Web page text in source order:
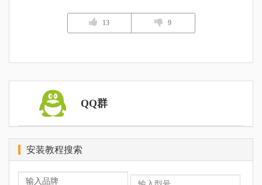
13 9
QQ群
安装教程搜索